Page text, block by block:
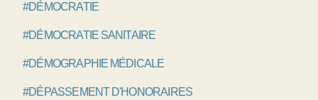
#DÉMOCRATIE
#DÉMOCRATIE SANITAIRE
#DÉMOGRAPHIE MÉDICALE
#DÉPASSEMENT D'HONORAIRES